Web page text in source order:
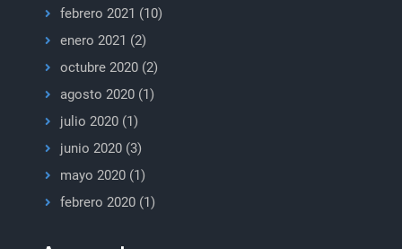
febrero 2021 (10)
enero 2021 (2)
octubre 2020(2)
agosto 2020(1)
julio 2020(1)
junio 2020(3)
mayo 2020(1)
febrero 2020(1)